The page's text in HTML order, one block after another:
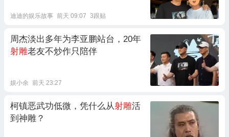
迪迪的娱乐故事 前天 09:07 3跟贴
周杰淡出多年为李亚鹏站台，20年
射雕老友不炒作只陪伴
娱小余 前天 23:27
柯镇恶武功低微，凭什么从射雕活
到神雕？